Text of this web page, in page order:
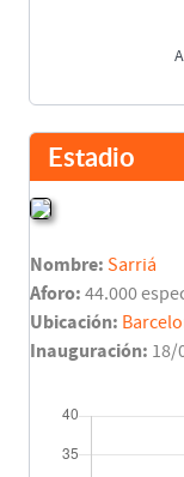
Final del
Estadio
Nombre: Sarriá
Aforo: 44.000
Ubicación:
Inauguración: 18/